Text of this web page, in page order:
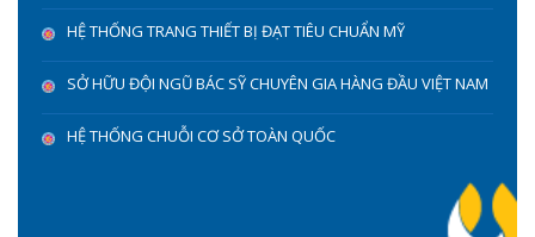
HỆ THỐNG TRANG THIẾT BỊ ĐẠT TIÊU CHUẨN MỸ
SỞ HỮU ĐỘI NGŨ BÁC SỸ CHUYÊN GIA HÀNG ĐẦU VIỆT NAM
HỆ THỐNG CHUỖI CƠ SỞ TOÀN QUỐC